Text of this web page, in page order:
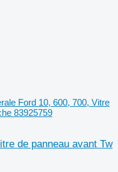
Ford 10, 600, 700, Vitre
83925759
de panneau avant Tw